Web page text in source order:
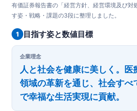
有価証券報告書の「経営方針、経営環境及び対
す姿・戦略・課題の3段に整理しました。
1 目指す姿と数値目標
企業理念
人と社会を健康に美しく。医
領域の革新を通じ、社会すべ
で幸福な生活実現に貢献。